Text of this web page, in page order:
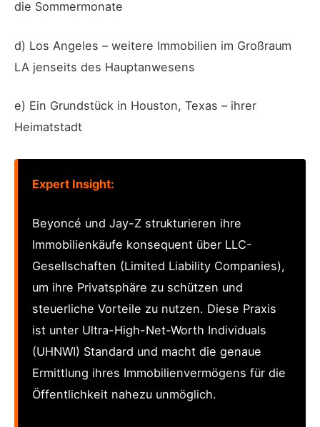
die Sommermonate
d) Los Angeles – weitere Immobilien im Großraum
LA jenseits des Hauptanwesens
e) Ein Grundstück in Houston, Texas – ihrer
Heimatstadt
Expert Insight:
Beyoncé und Jay-Z strukturieren ihre
Immobilienkäufe konsequent über LLC-
Gesellschaften (Limited Liability Companies),
um ihre Privatsphäre zu schützen und
steuerliche Vorteile zu nutzen. Diese Praxis
ist unter Ultra-High-Net-Worth Individuals
(UHNWI) Standard und macht die genaue
Ermittlung ihres Immobilienvermögens für die
Öffentlichkeit nahezu unmöglich.